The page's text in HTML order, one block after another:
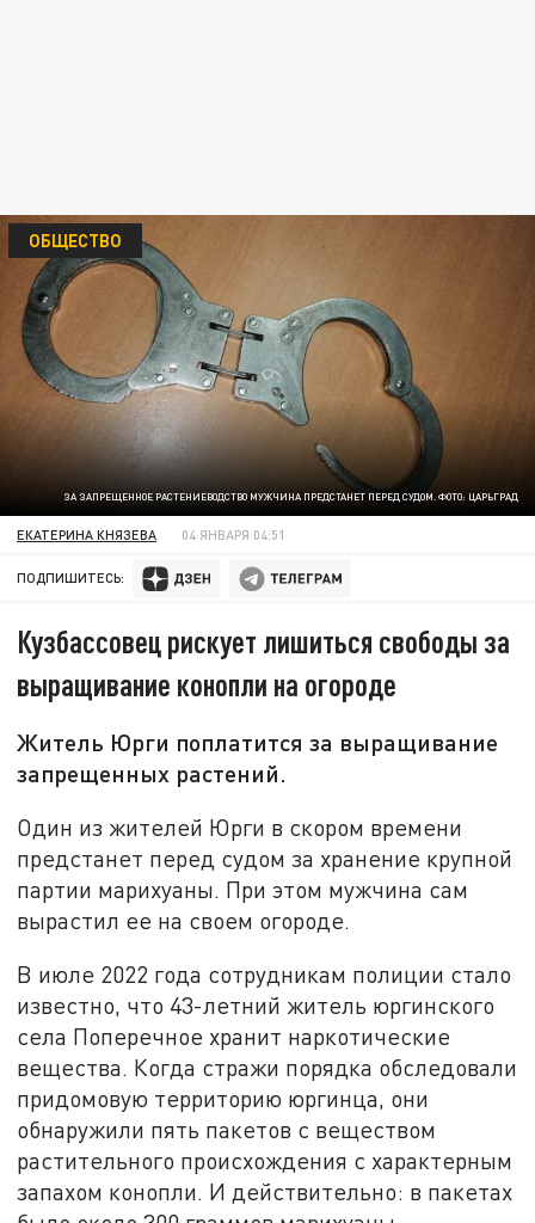
ЗА ЗАПРЕЩЕННОЕ РАСТЕНИЕВОДСТВО МУЖЧИНА ПРЕДСТАНЕТ ПЕРЕД СУДОМ. ФОТО: ЦАРЬГРАД
ОБЩЕСТВО
ЕКАТЕРИНА КНЯЗЕВА 04 ЯНВАРЯ 04:51
ПОДПИШИТЕСЬ:
Кузбассовец рискует лишиться свободы за
выращивание конопли на огороде
Житель Юрги поплатится за выращивание
запрещенных растений.
Один из жителей Юрги в скором времени
предстанет перед судом за хранение крупной
партии марихуаны. При этом мужчина сам
вырастил ее на своем огороде.
В июле 2022 года сотрудникам полиции стало
известно, что 43-летний житель юргинского
села Поперечное хранит наркотические
вещества. Когда стражи порядка обследовали
придомовую территорию юргинца, они
обнаружили пять пакетов с веществом
растительного происхождения с характерным
запахом конопли. И действительно: в пакетах